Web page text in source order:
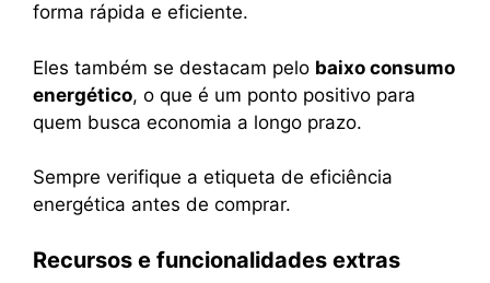
forma rápida e eficiente.
Eles também se destacam pelo baixo consumo
energético, o que é um ponto positivo para
quem busca economia a longo prazo.
Sempre verifique a etiqueta de eficiência
energética antes de comprar.
Recursos e funcionalidades extras